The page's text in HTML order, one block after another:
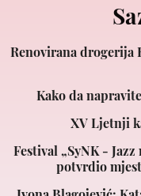
Renovirana drogerija
Kako da
XV Ljetnji
Festival „SyNK -
potvrdio